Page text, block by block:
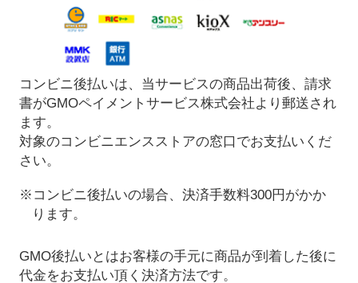
コンビニ後払いは、当サービスの商品出荷後、請求
書がGMOペイメントサービス株式会社より郵送され
ます。
対象のコンビニエンスストアの窓口でお支払いくだ
さい。
※コンビニ後払いの場合、決済手数料300円がかか
ります。
GMO後払いとはお客様の手元に商品が到着した後に
代金をお支払い頂く決済方法です。